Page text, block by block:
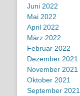
Juni 2022
Mai 2022
April 2022
März 2022
Februar 2022
Dezember 2021
November 2021
Oktober 2021
September 2021